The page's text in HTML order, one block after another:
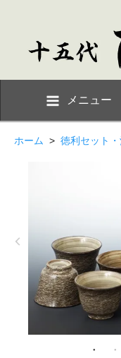
メニュー
ホーム > 徳利セット